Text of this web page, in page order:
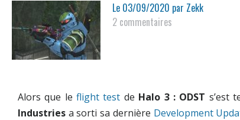
Le 03/09/2020 par Zekk
2 commentaires
Alors que leflight test de Halo 3 : ODST s’est
Industries a sorti sa dernière Development